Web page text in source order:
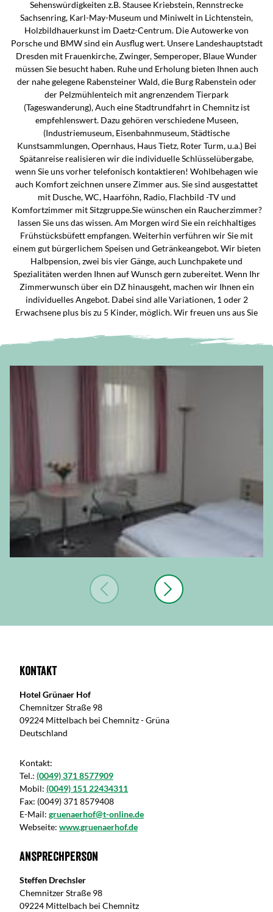
Sehenswürdigkeiten z.B. Stausee Kriebstein, Rennstrecke
Sachsenring, Karl-May-Museum und Miniwelt in Lichtenstein,
Holzbildhauerkunst im Daetz-Centrum. Die Autowerke von
Porsche und BMW sind ein Ausflug wert. Unsere Landeshauptstadt
Dresden mit Frauenkirche, Zwinger, Semperoper, Blaue Wunder
müssen Sie besucht haben. Ruhe und Erholung bieten Ihnen auch
der nahe gelegene Rabensteiner Wald, die Burg Rabenstein oder
der Pelzmühlenteich mit angrenzendem Tierpark
(Tageswanderung), Auch eine Stadtrundfahrt in Chemnitz ist
empfehlenswert. Dazu gehören verschiedene Museen,
(Industriemuseum, Eisenbahnmuseum, Städtische
Kunstsammlungen, Opernhaus, Haus Tietz, Roter Turm, u.a.) Bei
Spätanreise realisieren wir die individuelle Schlüsselübergabe,
wenn Sie uns vorher telefonisch kontaktieren! Wohlbehagen wie
auch Komfort zeichnen unsere Zimmer aus. Sie sind ausgestattet
mit Dusche, WC, Haarföhn, Radio, Flachbild -TV und
Komfortzimmer mit Sitzgruppe.Sie wünschen ein Raucherzimmer?
lassen Sie uns das wissen. Am Morgen wird Sie ein reichhaltiges
Frühstücksbüfett empfangen. Weiterhin verführen wir Sie mit
einem gut bürgerlichem Speisen und Getränkeangebot. Wir bieten
Halbpension, zwei bis vier Gänge, auch Lunchpakete und
Spezialitäten werden Ihnen auf Wunsch gern zubereitet. Wenn Ihr
Zimmerwunsch über ein DZ hinausgeht, machen wir Ihnen ein
individuelles Angebot. Dabei sind alle Variationen, 1 oder 2
Erwachsene plus bis zu 5 Kinder, möglich. Wir freuen uns aus Sie
Kontakt
Hotel Grünaer Hof
Chemnitzer Straße 98
09224 Mittelbach bei Chemnitz - Grüna
Deutschland
Kontakt:
Tel.: (0049) 371 8577909
Mobil: (0049) 151 22434311
Fax: (0049) 371 8579408
E-Mail: gruenaerhof@t-online.de
Webseite: www.gruenaerhof.de
Ansprechperson
Steffen Drechsler
Chemnitzer Straße 98
09224 Mittelbach bei Chemnitz